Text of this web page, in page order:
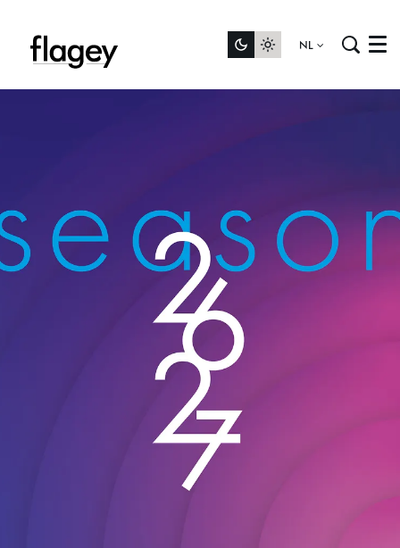
NL Menu